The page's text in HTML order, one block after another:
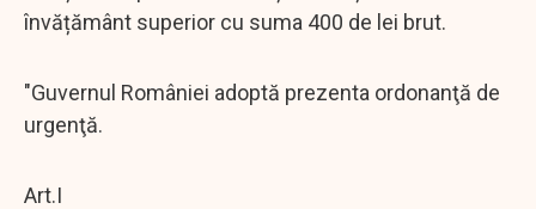
învățământ superior cu suma 400 de lei brut.
"Guvernul României adoptă prezenta ordonanţă de
urgenţă.
Art.I